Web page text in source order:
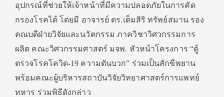
อุปกรณ์ที่ช่วยให้เจ้าหน้าที่มีความปลอดภัยในการคัด
กรองโรคได้ โดยมี อาจารย์ ดร.เต็มสิริ ทรัพย์สมาน รอง
คณบดีฝ่ายวิจัยและนวัตกรรม ภาควิชาวิศวกรรมการ
ผลิต คณะวิศวกรรมศาสตร์ มจพ. หัวหน้าโครงการ “ตู้
ตรวจโรคโควิด-19 ความดันบวก” ร่วมเป็นสักขีพยาน
พร้อมคณะผู้บริหารสถาบันวิจัยวิทยาศาสตร์การแพทย์
ทหาร ร่วมพิธีดังกล่าว